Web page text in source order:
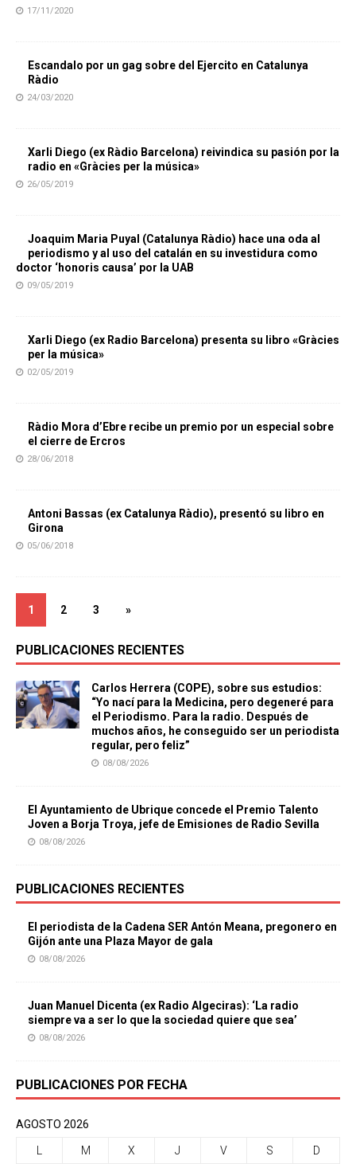
17/11/2020
Escandalo por un gag sobre del Ejercito en Catalunya
Ràdio
24/03/2020
Xarli Diego (ex Ràdio Barcelona) reivindica su pasión por la
radio en «Gràcies per la música»
26/05/2019
Joaquim Maria Puyal (Catalunya Ràdio) hace una oda al
periodismo y al uso del catalán en su investidura como
doctor ‘honoris causa’ por la UAB
09/05/2019
Xarli Diego (ex Radio Barcelona) presenta su libro «Gràcies
per la música»
02/05/2019
Ràdio Mora d’Ebre recibe un premio por un especial sobre
el cierre de Ercros
28/06/2018
Antoni Bassas (ex Catalunya Ràdio), presentó su libro en
Girona
05/06/2018
1 2 3 »
PUBLICACIONES RECIENTES
Carlos Herrera (COPE), sobre sus estudios:
“Yo nací para la Medicina, pero degeneré para
el Periodismo. Para la radio. Después de
muchos años, he conseguido ser un periodista
regular, pero feliz”
08/08/2026
El Ayuntamiento de Ubrique concede el Premio Talento
Joven a Borja Troya, jefe de Emisiones de Radio Sevilla
08/08/2026
PUBLICACIONES RECIENTES
El periodista de la Cadena SER Antón Meana, pregonero en
Gijón ante una Plaza Mayor de gala
08/08/2026
Juan Manuel Dicenta (ex Radio Algeciras): ‘La radio
siempre va a ser lo que la sociedad quiere que sea’
08/08/2026
PUBLICACIONES POR FECHA
AGOSTO 2026
M X J V S D